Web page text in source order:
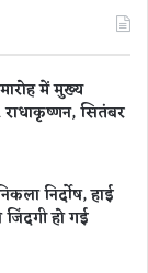
में मुख्य
राधाकृष्णन, सितंबर
निर्दोष, हाई
हो गई